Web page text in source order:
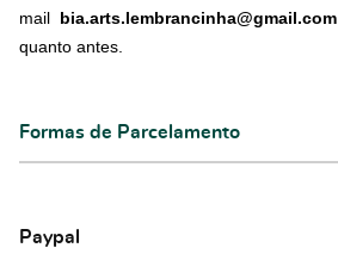
mail bia.arts.lembrancinha@gmail.com
quanto antes.
Formas de Parcelamento
Paypal